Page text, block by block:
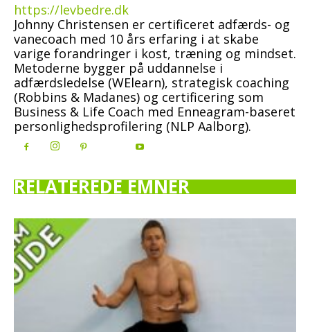
https://levbedre.dk
Johnny Christensen er certificeret adfærds- og
vanecoach med 10 års erfaring i at skabe
varige forandringer i kost, træning og mindset.
Metoderne bygger på uddannelse i
adfærdsledelse (WElearn), strategisk coaching
(Robbins & Madanes) og certificering som
Business & Life Coach med Enneagram-baseret
personlighedsprofilering (NLP Aalborg).
RELATEREDE EMNER